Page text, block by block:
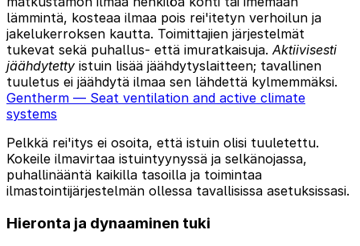
lämmintä, kosteaa ilmaa pois rei'itetyn verhoilun ja
jakelukerroksen kautta. Toimittajien järjestelmät
tukevat sekä puhallus- että imuratkaisuja.Aktiivisesti
jäähdytetty istuin lisää jäähdytyslaitteen; tavallinen
tuuletus ei jäähdytä ilmaa sen lähdettä kylmemmäksi.
Gentherm — Seat ventilation and active climate
systems
Pelkkä rei'itys ei osoita, että istuin olisi tuuletettu.
Kokeile ilmavirtaa istuintyynyssä ja selkänojassa,
puhallinääntä kaikilla tasoilla ja toimintaa
ilmastointijärjestelmän ollessa tavallisissa asetuksissasi.
Hieronta ja dynaaminen tuki